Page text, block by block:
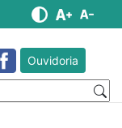
Ouvidoria